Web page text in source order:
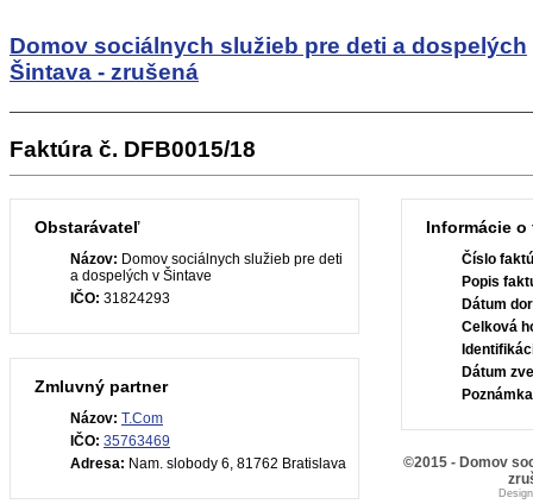
Domov sociálnych služieb pre deti a dospelých
Šintava - zrušená
Faktúra č. DFB0015/18
Obstarávateľ
Názov: Domov sociálnych služieb pre deti
a dospelých v Šintave
IČO: 31824293
Zmluvný partner
Názov: T.Com
IČO: 35763469
Adresa: Nam. slobody 6, 81762 Bratislava
Informácie o
Číslo
Popis
Dátum
Celková
Dátum
©2015 - Domov